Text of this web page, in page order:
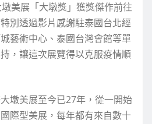
美展「大墩獎」獲獎傑作前往
別透過影片感謝駐泰國台北經
藝術中心、泰國台灣會館等單
，讓這次展覽得以克服疫情順
墩美展至今已27年，從一開始
際型美展，每年都有來自數十